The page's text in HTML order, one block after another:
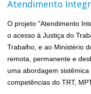
Atendimento
O projeto "Atendimento
o acesso à Justiça do
Trabalho, e ao Ministério
remota, permanente e
uma abordagem
competências do TRT,